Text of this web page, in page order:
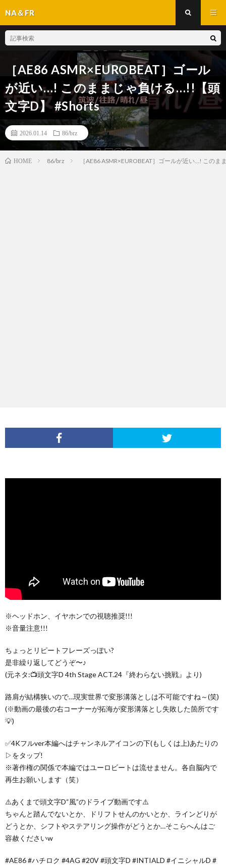
NA＆FR
［AE86 ASMR×EUROBEAT］ゴール
が近い…! このままじゃ負ける…!!【頭
文字D】 #Shorts
2026.01.14 86/brz
HOME 86/brz ［AE86 ASMR×EUROBEAT］ゴールが近い…! この
※ヘッドホン、イヤホンでの視聴推奨!!!
※音量注意!!!
ちょっとリピートフレーズっぽい?
是非繰り返してどうぞ〜♪
(元ネタ:📺頭文字D 4th Stage ACT.24『終わらない挑戦』より)
路肩が結構狭いので…現実世界で変形溝落としは不可能ですね～(笑)
(※動画の最後の右コーナーが拓海が変形溝落とし失敗した箇所です
💡)
✅4Kフルver本編へはチャンネルアイコンの下(もしくは上)あたりの
▷をタップ!
※著作権の関係で本編ではユーロビートは流せません。各自脳内で
再生お願いします（笑）
⚠️あくまで頭文字D“風”のドライブ動画です⚠️
ちゃんと踏んでないとか、ドリフトせんのかいとか、ラインどりが
どうとか、シフトやステアリング操作がどうとか…そこらへんはご
容赦くださいw
#AE86 #ハチロク #4AG #20V #頭文字D #INTIALD #イニシャルD #